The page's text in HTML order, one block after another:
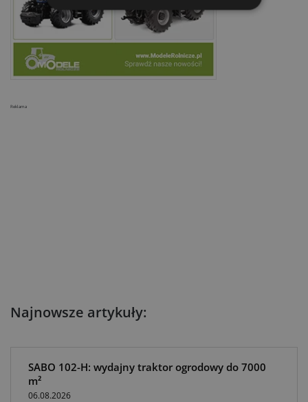
Najnowsze artykuły:
SABO 102-H: wydajny traktor ogrodowy do 7000
m²
06.08.2026
Reklama